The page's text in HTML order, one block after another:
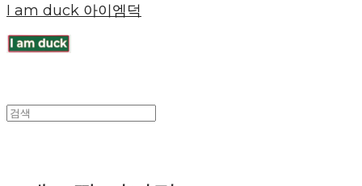
I am duck 아이엠덕